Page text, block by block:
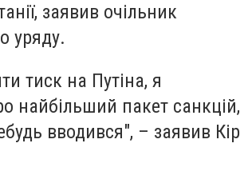
заявив очільник
уряду.
тиск на Путіна, я
найбільший пакет санкцій,
вводився", – заявив Кір